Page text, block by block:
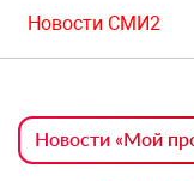
Новости СМИ2
Новости «Мой